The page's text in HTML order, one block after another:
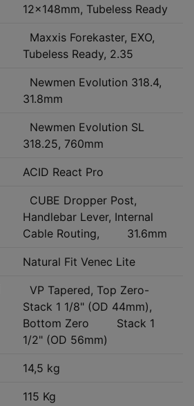
12x148mm, Tubeless Ready
Maxxis Forekaster, EXO,
Tubeless Ready, 2.35
Newmen Evolution 318.4,
31.8mm
Newmen Evolution SL
318.25, 760mm
ACID React Pro
CUBE Dropper Post,
Handlebar Lever, Internal
Cable Routing, 31.6mm
Natural Fit Venec Lite
VP Tapered, Top Zero-
Stack 1 1/8" (OD 44mm),
Bottom Zero Stack 1
1/2" (OD 56mm)
14,5 kg
115 Kg